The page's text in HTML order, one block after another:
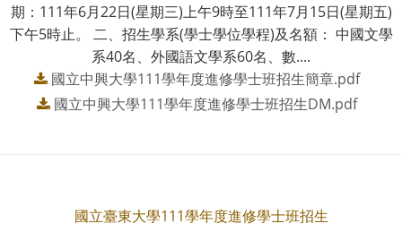
期：111年6月22日(星期三)上午9時至111年7月15日(星期五)
下午5時止。 二、招生學系(學士學位學程)及名額： 中國文學
系40名、外國語文學系60名、數....
國立中興大學111學年度進修學士班招生簡章.pdf
國立中興大學111學年度進修學士班招生DM.pdf
國立臺東大學111學年度進修學士班招生